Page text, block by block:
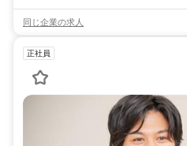
同じ企業の求人
正社員